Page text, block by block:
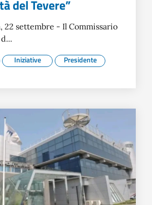
del Tevere”
22 settembre - Il Commissario
Iniziative Presidente